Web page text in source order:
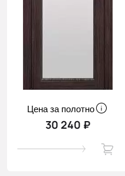
Цена за полотно
30 240 ₽